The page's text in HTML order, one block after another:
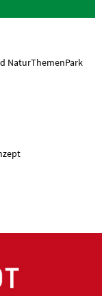
NaturThemenPark